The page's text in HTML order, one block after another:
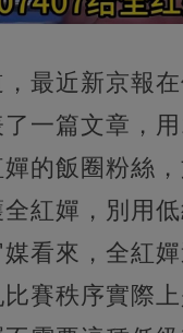
最近新京報
一篇文章，
的飯圈粉絲
紅嬋，別用
看來，全紅
比賽秩序實際